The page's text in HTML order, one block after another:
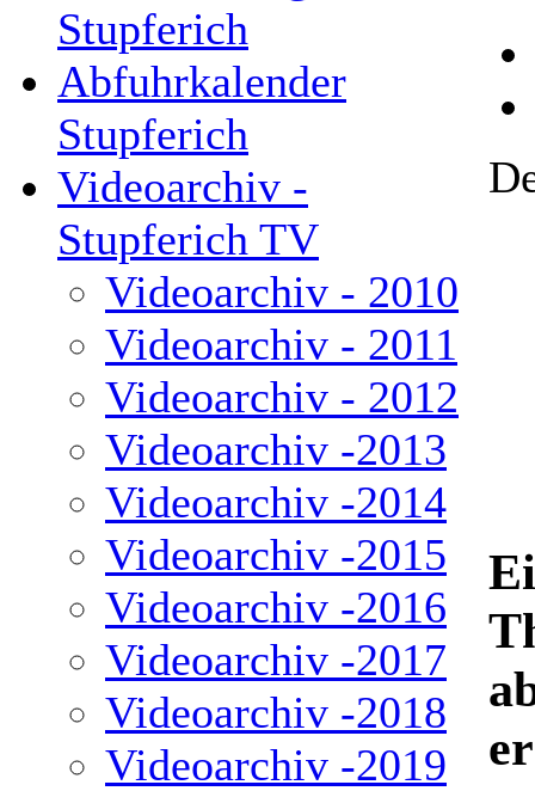
Stupferich
Abfuhrkalender
Stupferich
Videoarchiv -
Stupferich TV
Videoarchiv - 2010
Videoarchiv - 2011
Videoarchiv - 2012
Videoarchiv -2013
Videoarchiv -2014
Videoarchiv -2015
Videoarchiv -2016
Videoarchiv -2017
Videoarchiv -2018
Videoarchiv -2019